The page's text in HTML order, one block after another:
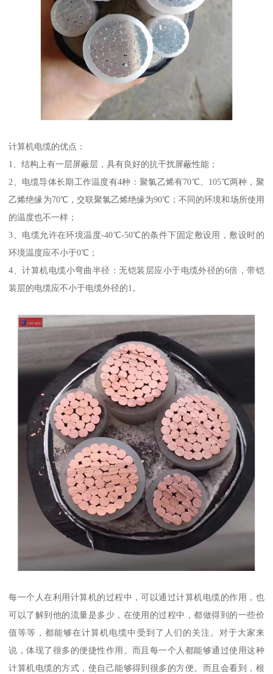
计算机电缆的优点：
1、结构上有一层屏蔽层，具有良好的抗干扰屏蔽性能；
2、电缆导体长期工作温度有4种：聚氯乙烯有70℃、105℃两种，聚
乙烯绝缘为70℃，交联聚氯乙烯绝缘为90℃；不同的环境和场所使用
的温度也不一样；
3、电缆允许在环境温度-40℃-50℃的条件下固定敷设用，敷设时的
环境温度应不小于0℃；
4、计算机电缆小弯曲半径：无铠装层应小于电缆外径的6倍，带铠
装层的电缆应不小于电缆外径的1。
每一个人在利用计算机的过程中，可以通过计算机电缆的作用，也
可以了解到他的流量是多少，在使用的过程中，都做得到的一些价
值等等，都能够在计算机电缆中受到了人们的关注。对于大家来
说，体现了很多的便捷性作用。而且每一个人都能够通过使用这种
计算机电缆的方式，使自己能够得到很多的方便。而且会看到，根